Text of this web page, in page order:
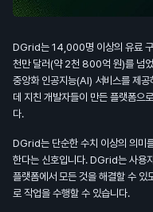
DGrid는 14,000명 이상의 유료 구
천만 달러(약 2천 800억 원)를 넘
중앙화 인공지능(AI) 서비스를 제
데 지친 개발자들이 만든 플랫폼으
다.
DGrid는 단순한 수치 이상의 의미
한다는 신호입니다. DGrid는 사용
플랫폼에서 모든 것을 해결할 수 있
로 작업을 수행할 수 있습니다.